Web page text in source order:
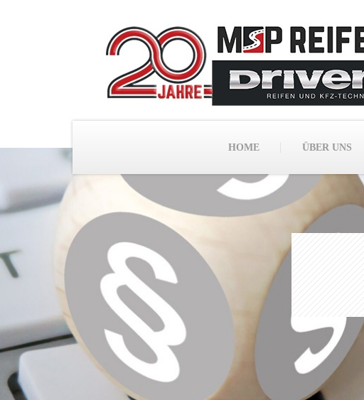
HOME ÜBER UNS